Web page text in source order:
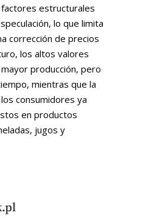
estructurales
lo que limita
corrección de precios
los altos valores
producción, pero
mientras que la
consumidores ya
en productos
jugos y